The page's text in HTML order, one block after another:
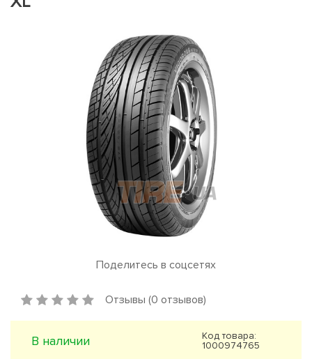
Поделитесь в соцсетях
Отзывы (0 отзывов)
В наличии
Код товара:
1000974765